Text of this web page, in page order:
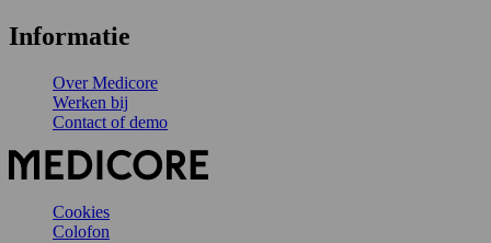
Informatie
Over Medicore
Werken bij
Contact of demo
Cookies
Colofon